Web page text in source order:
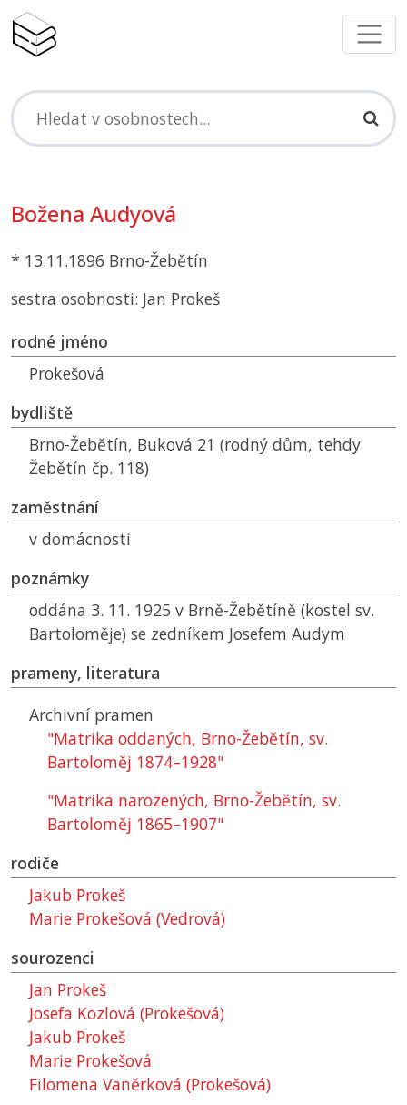
Božena Audyová
* 13.11.1896 Brno-Žebětín
sestra osobnosti: Jan Prokeš
rodné jméno
Prokešová
bydliště
Brno-Žebětín, Buková 21 (rodný dům, tehdy
Žebětín čp. 118)
zaměstnání
v domácnosti
poznámky
oddána 3. 11. 1925 v Brně-Žebětíně (kostel sv.
Bartoloměje) se zedníkem Josefem Audym
prameny, literatura
Archivní pramen
"Matrika oddaných, Brno-Žebětín, sv.
Bartoloměj 1874–1928"
"Matrika narozených, Brno-Žebětín, sv.
Bartoloměj 1865–1907"
rodiče
Jakub Prokeš
Marie Prokešová (Vedrová)
sourozenci
Jan Prokeš
Josefa Kozlová (Prokešová)
Jakub Prokeš
Marie Prokešová
Filomena Vaněrková (Prokešová)